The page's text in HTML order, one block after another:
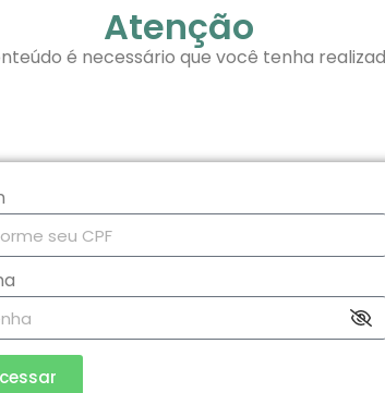
Atenção
é necessário que você tenha